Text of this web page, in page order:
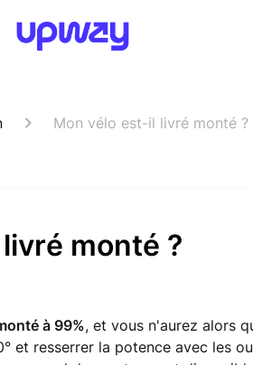
Mon vélo est-il livré monté ?
monté ?
à 99%, et vous n'aurez alors
et resserrer la potence avec les